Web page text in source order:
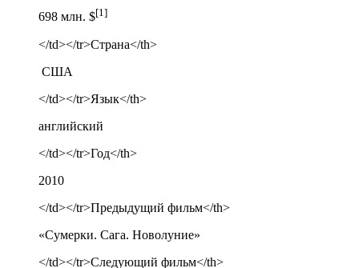
698 млн. $[1]
</td></tr>Страна</th>
США
</td></tr>Язык</th>
английский
</td></tr>Год</th>
2010
</td></tr>Предыдущий фильм</th>
«Сумерки. Сага. Новолуние»
</td></tr>Следующий фильм</th>